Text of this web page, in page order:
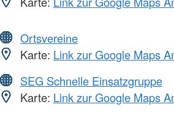
Ortsvereine
Karte: Link zur Google Maps
SEG Schnelle Einsatzgruppe
Karte: Link zur Google Maps